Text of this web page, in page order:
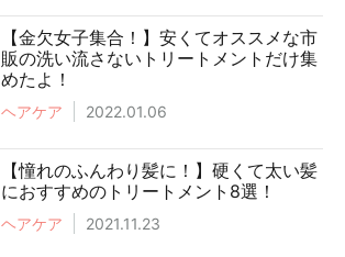
【金欠女子集合！】安くてオススメな市
販の洗い流さないトリートメントだけ集
めたよ！
ヘアケア 2022.01.06
【憧れのふんわり髪に！】硬くて太い髪
におすすめのトリートメント8選！
ヘアケア 2021.11.23